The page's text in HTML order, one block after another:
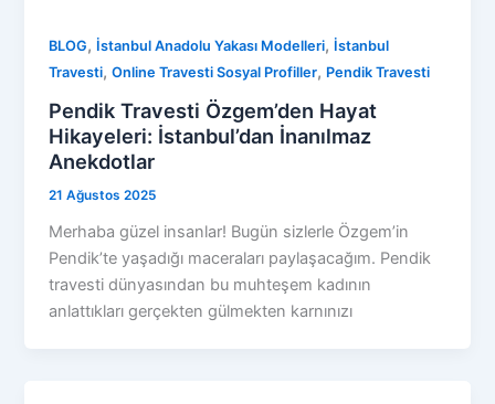
BLOG, İstanbul Anadolu Yakası Modelleri, İstanbul
Travesti,Online Travesti Sosyal Profiller, Pendik Travesti
Pendik Travesti Özgem’den Hayat
Hikayeleri: İstanbul’dan İnanılmaz
Anekdotlar
21 Ağustos 2025
Merhaba güzel insanlar! Bugün sizlerle Özgem’in
Pendik’te yaşadığı maceraları paylaşacağım. Pendik
travesti dünyasından bu muhteşem kadının
anlattıkları gerçekten gülmekten karnınızı